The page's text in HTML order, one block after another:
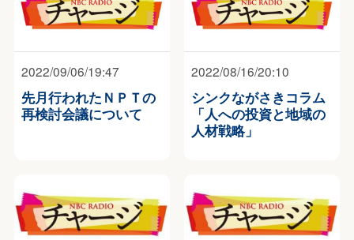
2022/09/06/19:47
先月行われたＮＰＴの
再検討会議について
2022/08/16/20:10
シンクながさきコラム
「人への投資と地域の
人材戦略」